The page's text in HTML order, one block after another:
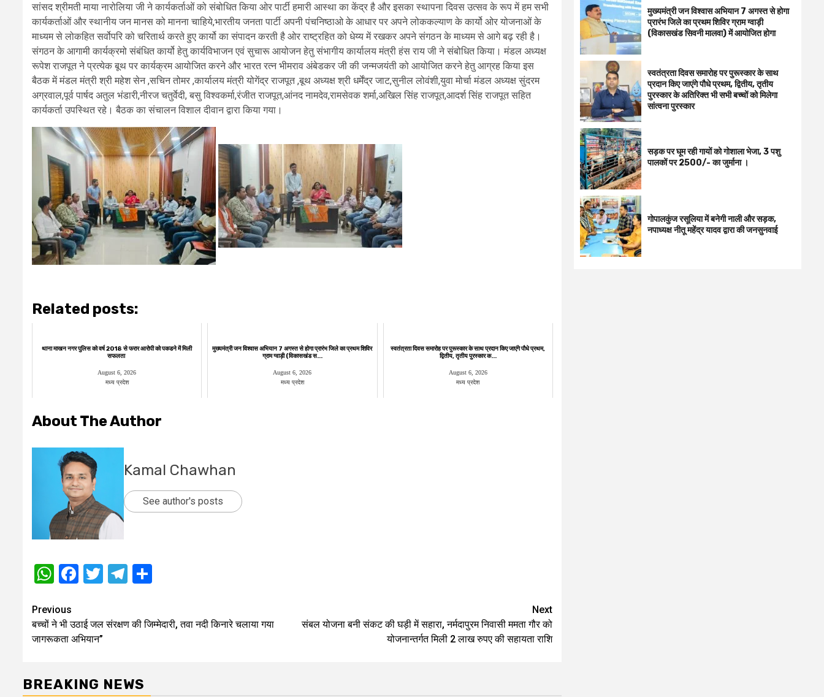
सांसद श्रीमती माया नारोलिया जी ने कार्यकर्ताओं को संबोधित किया ओर पार्टी हमारी आस्था का केंद्र है और इसका स्थापना दिवस उत्सव के रूप में हम सभी
कार्यकर्ताओं और स्थानीय जन मानस को मानना चाहिये,भारतीय जनता पार्टी अपनी पंचनिष्ठाओ के आधार पर अपने लोककल्याण के कार्यो ओर योजनाओं के
माध्यम से लोकहित सर्वोपरि को चरितार्थ करते हुए कार्यो का संपादन करती है ओर राष्ट्रहित को धेय्य में रखकर अपने संगठन के माध्यम से आगे बढ़ रही है।
संगठन के आगामी कार्यक्रमो संबंधित कार्यो हेतु कार्यविभाजन एवं सुचारू आयोजन हेतु संभागीय कार्यालय मंत्री हंस राय जी ने संबोधित किया। मंडल अध्यक्ष
रूपेश राजपूत ने प्रत्येक बूथ पर कार्यक्रम आयोजित करने और भारत रत्न भीमराव अंबेडकर जी की जन्मजयंती को आयोजित करने हेतु आग्रह किया इस
बैठक में मंडल मंत्री श्री महेश सेन ,सचिन तोमर ,कार्यालय मंत्री योगेंद्र राजपूत ,बूथ अध्यक्ष श्री धर्मेंद्र जाट,सुनील लोवंशी,युवा मोर्चा मंडल अध्यक्ष सुंदरम
अग्रवाल,पूर्व पार्षद अतुल भंडारी,नीरज चतुर्वेदी, बसु विश्वकर्मा,रंजीत राजपूत,आंनद नामदेव,रामसेवक शर्मा,अखिल सिंह राजपूत,आदर्श सिंह राजपूत सहित
कार्यकर्ता उपस्थित रहे। बैठक का संचालन विशाल दीवान द्वारा किया गया।
Related posts:
थाना माखन नगर पुलिस को वर्ष 2018 से फरार आरोपी को पकडने में मिली
सफलता
August 6, 2026
मध्य प्रदेश
मुख्यमंत्री जन विश्वास अभियान 7 अगस्त से होगा प्रारंभ जिले का प्रथम शिविर
ग्राम ग्वाड़ी (विकासखंड स...
August 6, 2026
मध्य प्रदेश
स्वतंत्रता दिवस समारोह पर पुरूस्‍कार के साथ प्रदान किए जाएंगे पौधे प्रथम,
द्वितीय, तृतीय पुरस्कार क...
August 6, 2026
मध्य प्रदेश
About The Author
Kamal Chawhan
See author's posts
WhatsApp
Facebook
TwitterTelegram
Post
navigation
Previous
बच्चों ने भी उठाई जल संरक्षण की जिम्मेदारी, तवा नदी किनारे चलाया गया
जागरूकता अभियान”
Next
संबल योजना बनी संकट की घड़ी में सहारा, नर्मदापुरम निवासी ममता गौर को
योजनान्तर्गत मिली 2 लाख रुपए की सहायता राशि
BREAKING NEWS
मुख्यमंत्री जन विश्वास अभियान 7 अगस्त से होगा
प्रारंभ जिले का प्रथम शिविर ग्राम ग्वाड़ी
(विकासखंड सिवनी मालवा) में आयोजित होगा
स्वतंत्रता दिवस समारोह पर पुरूस्‍कार के साथ
प्रदान किए जाएंगे पौधे प्रथम, द्वितीय, तृतीय
पुरस्कार के अतिरिक्त भी सभी बच्चों को मिलेगा
सांत्वना पुरस्कार
सड़क पर घूम रही गायों को गोशाला भेजा, 3 पशु
पालकों पर 2500/- का जुर्माना ।
गोपालकुंज रसूलिया में बनेगी नाली और सड़क,
नपाध्यक्ष नीतू महेंद्र यादव द्वारा की जनसुनवाई